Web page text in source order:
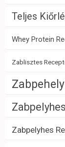
Teljes
Whey Protein
Zablisztes
Zabpelyhes